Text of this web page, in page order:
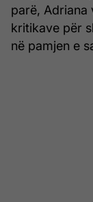
parë, Adriana
kritikave për
në pamjen e